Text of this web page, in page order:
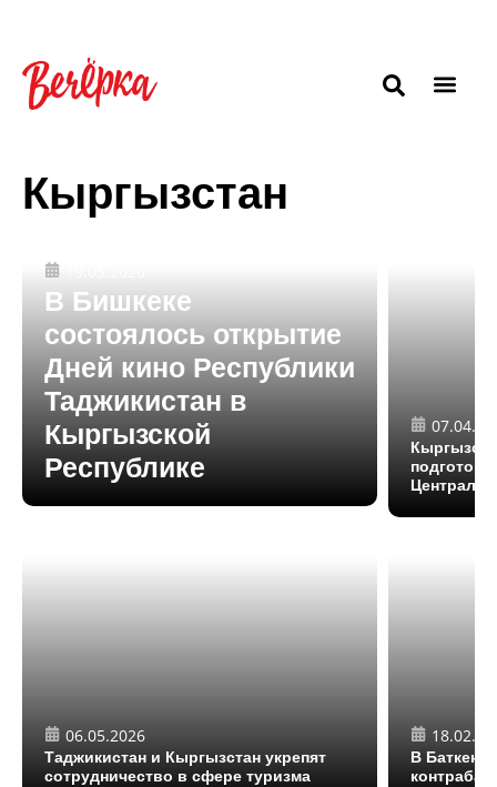
Кыргызстан
В Бишкеке
состоялось открытие
Дней кино Республики
Таджикистан в
Кыргызской
Республике
06.05.2026
Таджикистан и Кыргызстан укрепят
сотрудничество в сфере туризма
В Баткене